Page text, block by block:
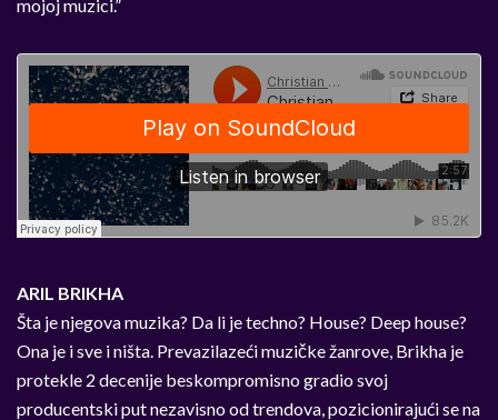
mojoj muzici.”
ARIL BRIKHA
Šta je njegova muzika? Da li je techno? House? Deep house?
Ona je i sve i ništa. Prevazilazeći muzičke žanrove, Brikha je
protekle 2 decenije beskompromisno gradio svoj
producentski put nezavisno od trendova, pozicionirajući se na